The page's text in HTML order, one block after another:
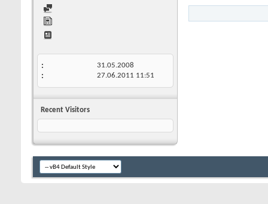
31.05.2008
27.06.2011 11:51
Recent Visitors